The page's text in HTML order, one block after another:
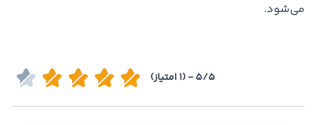
می‌شود.
5/5 - (1 امتیاز)